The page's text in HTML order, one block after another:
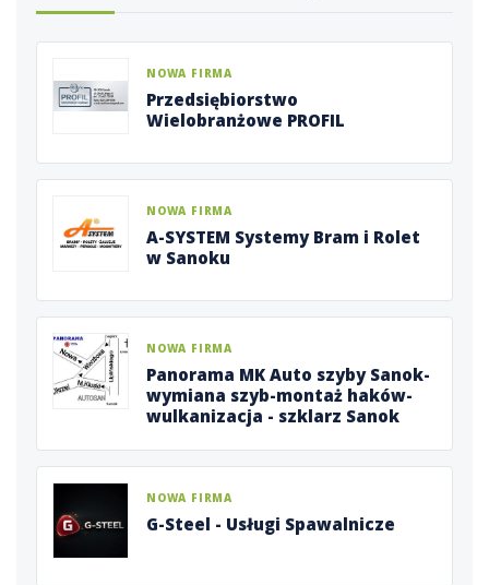
NOWA FIRMA
Przedsiębiorstwo
Wielobranżowe PROFIL
NOWA FIRMA
A-SYSTEM Systemy Bram i Rolet
w Sanoku
NOWA FIRMA
Panorama MK Auto szyby Sanok-
wymiana szyb-montaż haków-
wulkanizacja - szklarz Sanok
NOWA FIRMA
G-Steel - Usługi Spawalnicze